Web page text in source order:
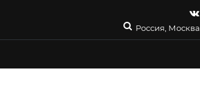
Россия, Москва